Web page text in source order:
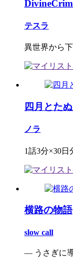
テスラ
異世界から
四月とた
ノラ
1話3分×30日
横路の物語
slow call
― うさぎに